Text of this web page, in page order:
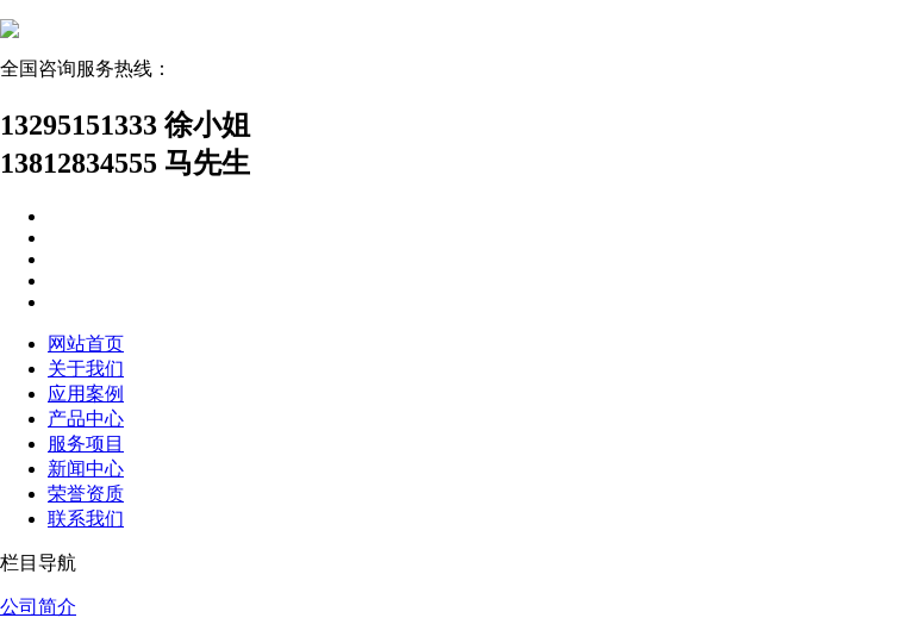
全国咨询服务热线：
13295151333 徐小姐
13812834555 马先生
网站首页
关于我们
应用案例
产品中心
服务项目
新闻中心
荣誉资质
联系我们
栏目导航
公司简介